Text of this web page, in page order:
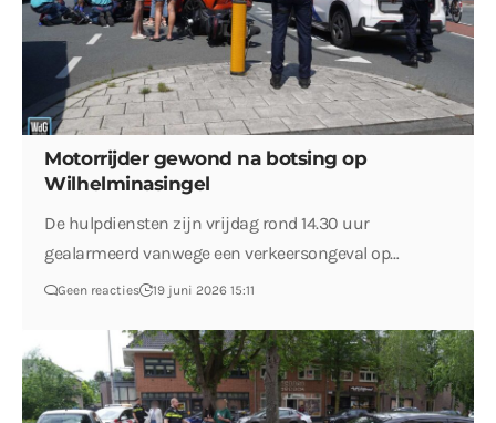
Motorrijder gewond na botsing op
Wilhelminasingel
De hulpdiensten zijn vrijdag rond 14.30 uur
gealarmeerd vanwege een verkeersongeval op…
Geen reacties 19 juni 2026 15:11